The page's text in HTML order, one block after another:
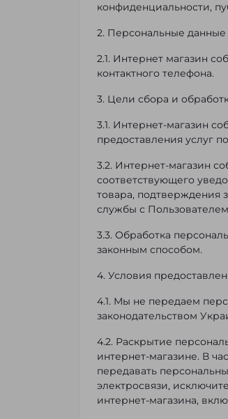
конфиденциальности,
2. Персональные данные
2.1. Интернет магазин
контактного телефона.
3. Цели сбора и
3.1. Интернет-магазин
предоставления услуг
3.2. Интернет-магазин
соответствующего
товара, подтверждения
службы с
3.3. Обработка
законным способом.
4. Условия
4.1. Мы не передаем
законодательством
4.2. Раскрытие
интернет-магазине. В
передавать
электросвязи,
интернет-магазина,